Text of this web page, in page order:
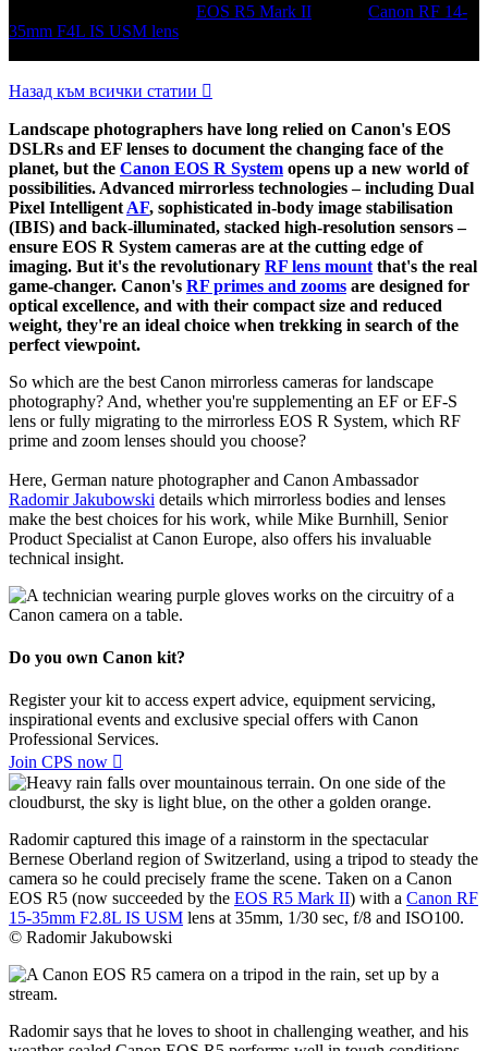
as Canon Ambassador Radomir Jakubowski. "I always used to use
Live View for landscape photography with a DSLR, but now I have
sharp enough from the front to the back." Taken on a Canon EOS
35mm F4L IS USM lensat 17mm, 1/6 sec, f/11 and ISO100. ©
Radomir Jakubowski
Назад към всички статии 
Landscape photographers have long relied on Canon's EOS
DSLRs and EF lenses to document the changing face of the
planet, but theCanon EOS R Systemopens up a new world of
possibilities. Advanced mirrorless technologies – including Dual
Pixel IntelligentAF, sophisticated in-body image stabilisation
(IBIS) and back-illuminated, stacked high-resolution sensors –
ensure EOS R System cameras are at the cutting edge of
game-changer. Canon'sRF primes and zoomsare designed for
optical excellence, and with their compact size and reduced
weight, they're an ideal choice when trekking in search of the
perfect viewpoint.
So which are the best Canon mirrorless cameras for landscape
photography? And, whether you're supplementing an EF or EF-S
lens or fully migrating to the mirrorless EOS R System, which RF
prime and zoom lenses should you choose?
Radomir Jakubowskidetails which mirrorless bodies and lenses
make the best choices for his work, while Mike Burnhill, Senior
technical insight.
Do you own Canon kit?
Register your kit to access expert advice, equipment servicing,
inspirational events and exclusive special offers with Canon
Professional Services.
Join CPS now 
Radomir captured this image of a rainstorm in the spectacular
camera so he could precisely frame the scene. Taken on a Canon
EOS R5 (now succeeded by the
© Radomir Jakubowski